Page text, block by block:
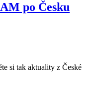
po Česku
si tak aktuality z České